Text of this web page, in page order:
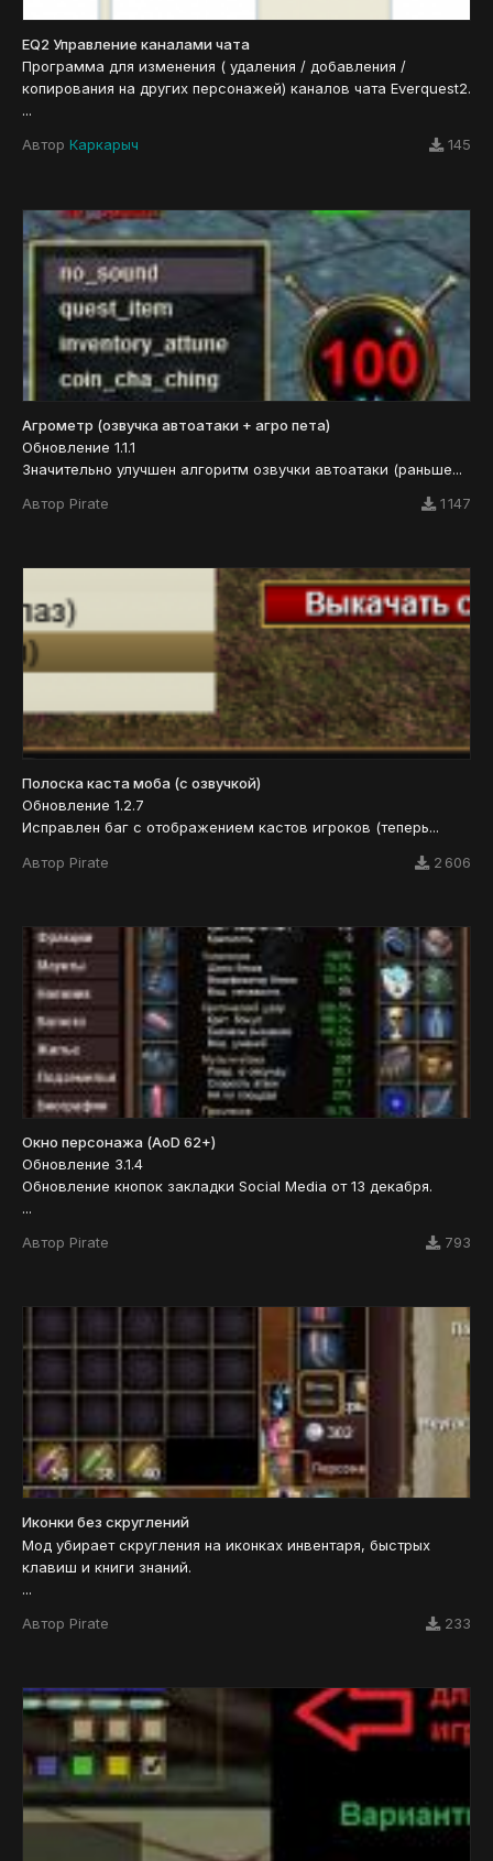
EQ2 Управление каналами чата
Программа для изменения ( удаления / добавления /
копирования на других персонажей) каналов чата Everquest2.
...
Автор Каркарыч 145
Агрометр (озвучка автоатаки + агро пета)
Обновление 1.1.1
Значительно улучшен алгоритм озвучки автоатаки (раньше...
Автор Pirate 1 147
Полоска каста моба (с озвучкой)
Обновление 1.2.7
Исправлен баг с отображением кастов игроков (теперь...
Автор Pirate 2 606
Окно персонажа (AoD 62+)
Обновление 3.1.4
Обновление кнопок закладки Social Media от 13 декабря.
...
Автор Pirate 793
Иконки без скруглений
Мод убирает скругления на иконках инвентаря, быстрых
клавиш и книги знаний.
...
Автор Pirate 233